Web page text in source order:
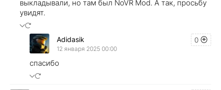
выкладывали, но там был NoVR Mod. А так, просьбу
увидят.
0
Adidasik
12 января 2025 00:00
спасибо